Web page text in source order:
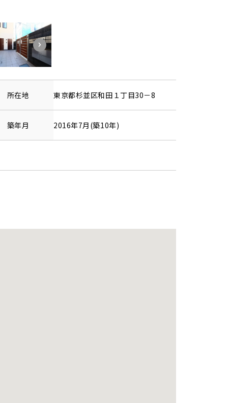
所在地 東京都杉並区和田 １丁目30－8
築年月 2016年7月(築10年)